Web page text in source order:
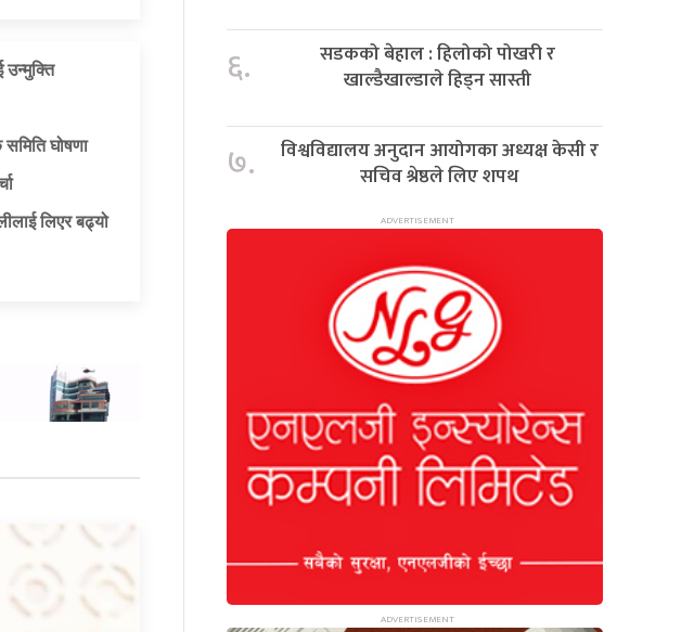
घोषणा
लिएर बढ्यो
६.
सडकको बेहाल : हिलोको पोखरी र
खाल्डैखाल्डाले हिड्न सास्ती
७.
विश्वविद्यालय अनुदान आयोगका अध्यक्ष केसी र
सचिव श्रेष्ठले लिए शपथ